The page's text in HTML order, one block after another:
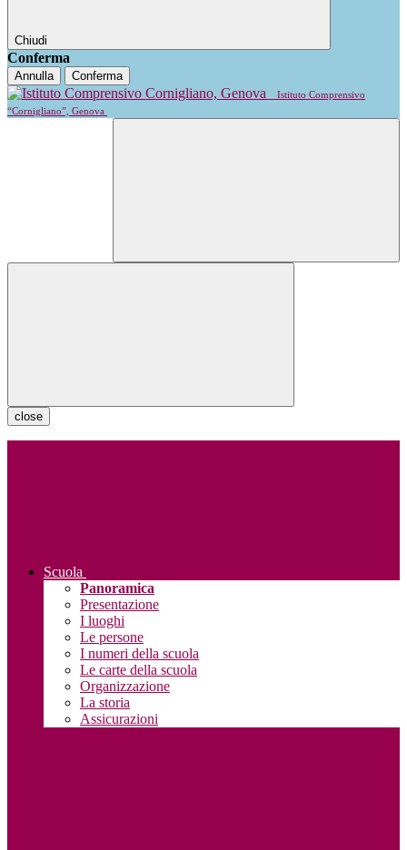
Chiudi
Conferma
Annulla Conferma
Istituto Comprensivo
“Cornigliano”, Genova
close
Scuola
Panoramica
Presentazione
I luoghi
Le persone
I numeri della scuola
Le carte della scuola
Organizzazione
La storia
Assicurazioni